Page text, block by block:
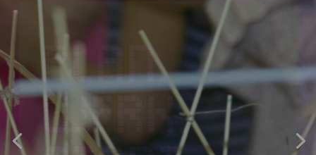
PLAN.
WERK.
STADT.